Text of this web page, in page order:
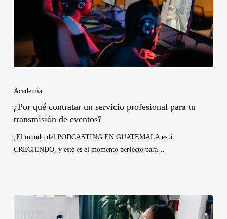
Academia
¿Por qué contratar un servicio profesional para tu
transmisión de eventos?
¡El mundo del PODCASTING EN GUATEMALA está
CRECIENDO, y este es el momento perfecto para…